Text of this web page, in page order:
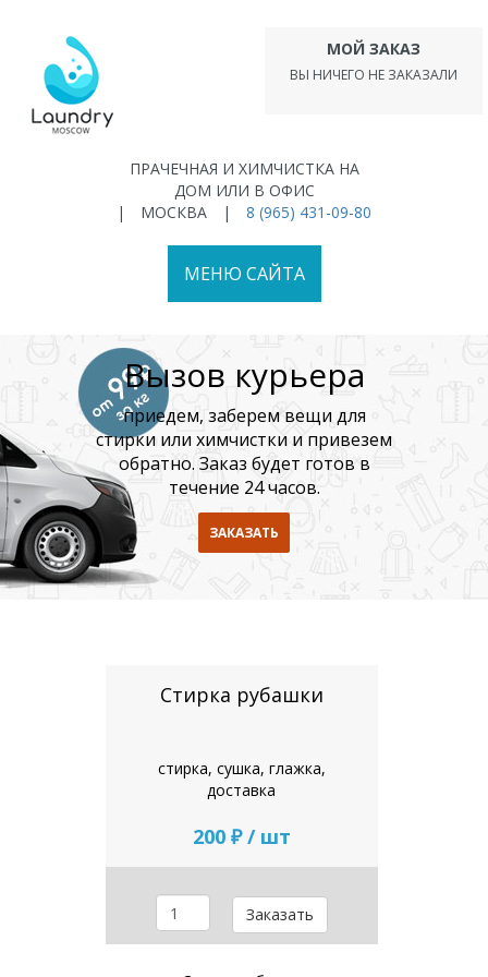
основному
содержанию
МОЙ ЗАКАЗ
ВЫ НИЧЕГО НЕ ЗАКАЗАЛИ
ПРАЧЕЧНАЯ И ХИМЧИСТКА НА
ДОМ ИЛИ В ОФИС
|
МОСКВА | 8 (965) 431-09-80
МЕНЮ САЙТА
Вызов курьера
приедем, заберем вещи для
стирки или химчистки и привезем
обратно. Заказ будет готов в
течение 24 часов.
ЗАКАЗАТЬ
Стирка рубашки
стирка, сушка, глажка,
доставка
200 ₽ / шт
Заказать